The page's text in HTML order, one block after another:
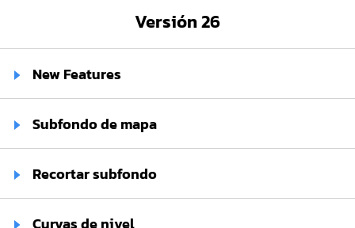
Versión 26
New Features
Subfondo de mapa
Recortar subfondo
Curvas de nivel